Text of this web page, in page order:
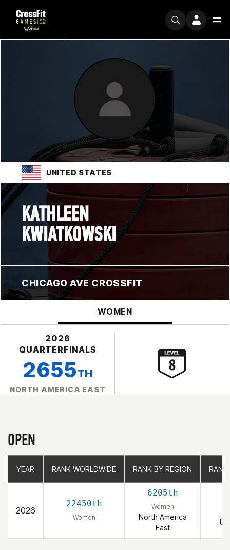
UNITED STATES
KATHLEEN
KWIATKOWSKI
CHICAGO AVE CROSSFIT
WOMEN
2026
QUARTERFINALS
2655TH
NORTH AMERICA EAST
OPEN
YEAR RANK WORLDWIDE RANK BY REGION
2026
22450th
Women
6205th
Women
North America
East
YEAR RANK WORLDWIDE RANK BY REGION